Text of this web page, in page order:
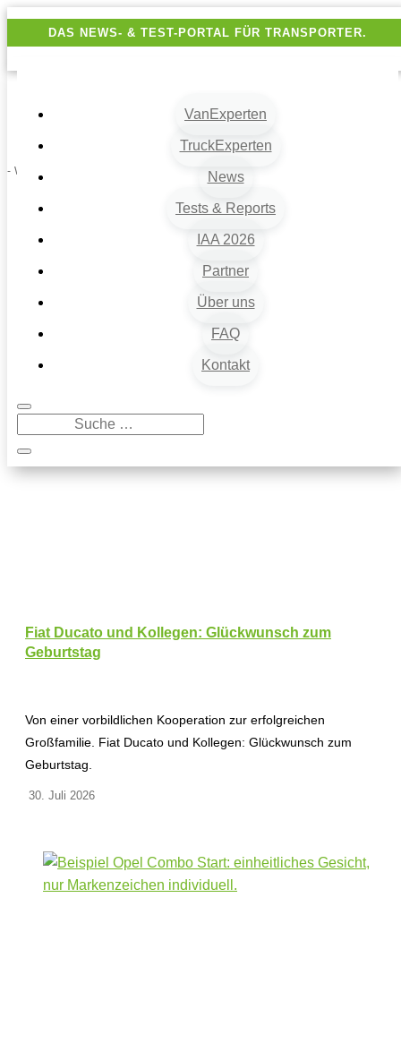
DAS NEWS- & TEST-PORTAL FÜR TRANSPORTER.
VanExperten
TruckExperten
News
Tests & Reports
IAA 2026
Partner
Über uns
FAQ
Kontakt
- Werbung -
Fiat Ducato und Kollegen: Glückwunsch zum
Geburtstag
Von einer vorbildlichen Kooperation zur erfolgreichen
Großfamilie. Fiat Ducato und Kollegen: Glückwunsch zum
Geburtstag.
30. Juli 2026